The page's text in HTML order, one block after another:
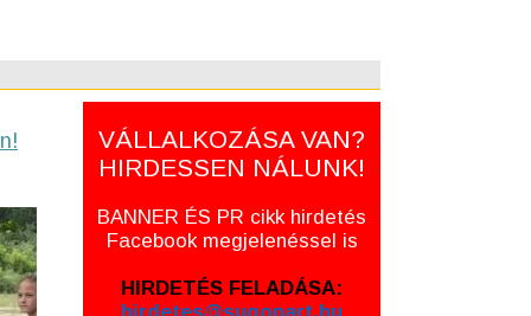
VÁLLALKOZÁSA VAN?
HIRDESSEN NÁLUNK!
BANNER ÉS PR cikk hirdetés
Facebook megjelenéssel is
HIRDETÉS FELADÁSA: